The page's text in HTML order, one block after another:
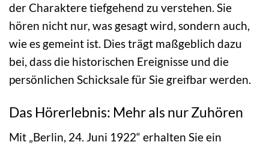
der Charaktere tiefgehend zu verstehen. Sie
hören nicht nur, was gesagt wird, sondern auch,
wie es gemeint ist. Dies trägt maßgeblich dazu
bei, dass die historischen Ereignisse und die
persönlichen Schicksale für Sie greifbar werden.
Das Hörerlebnis: Mehr als nur Zuhören
Mit „Berlin, 24. Juni 1922“ erhalten Sie ein